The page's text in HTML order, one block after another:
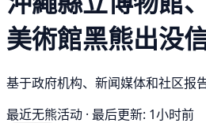
美術館黑熊出没
基于政府机构、新闻媒体和社区报
最近无熊活动 · 最后更新: 1小时前